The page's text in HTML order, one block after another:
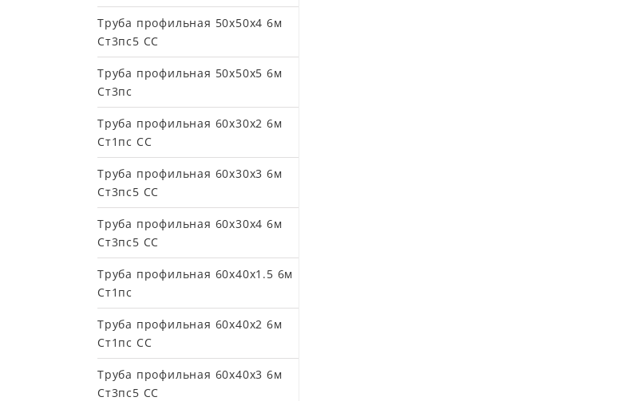
Труба профильная 50х50х4 6м
Ст3пс5 СС
Труба профильная 50х50х5 6м
Ст3пс
Труба профильная 60х30х2 6м
Ст1пс СС
Труба профильная 60х30х3 6м
Ст3пс5 СС
Труба профильная 60х30х4 6м
Ст3пс5 СС
Труба профильная 60х40х1.5 6м
Ст1пс
Труба профильная 60х40х2 6м
Ст1пс СС
Труба профильная 60х40х3 6м
Ст3пс5 СС